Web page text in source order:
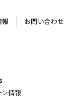
報 お問い合わせ
情報